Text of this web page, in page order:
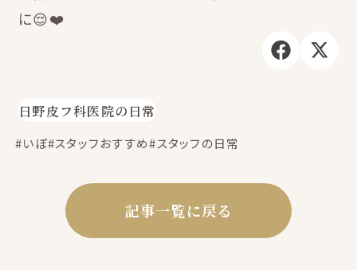
に😌❤️
日野皮フ科医院の日常
#いぼ#スタッフおすすめ#スタッフの日常
記事一覧に戻る